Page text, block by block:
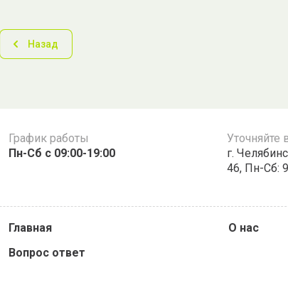
Назад
График работы
Пн-Сб с 09:00-19:00
Уточняйте
г.
46, Пн-Сб:
Главная О нас
Вопрос ответ